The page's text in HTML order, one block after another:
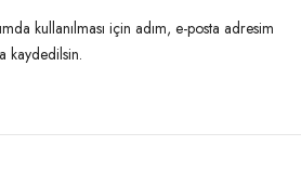
kullanılması için adım, e-posta adresim
kaydedilsin.